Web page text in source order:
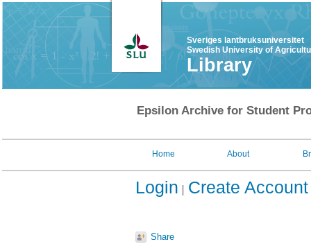
Sveriges lantbruksuniversitet
Swedish University of
Library
Epsilon Archive for Student
Home About
Login Create Account
Share